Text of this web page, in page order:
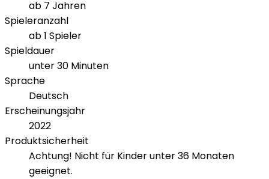
ab 7 Jahren
Spieleranzahl
ab 1 Spieler
Spieldauer
unter 30 Minuten
Sprache
Deutsch
Erscheinungsjahr
2022
Produktsicherheit
Achtung! Nicht für Kinder unter 36 Monaten
geeignet.